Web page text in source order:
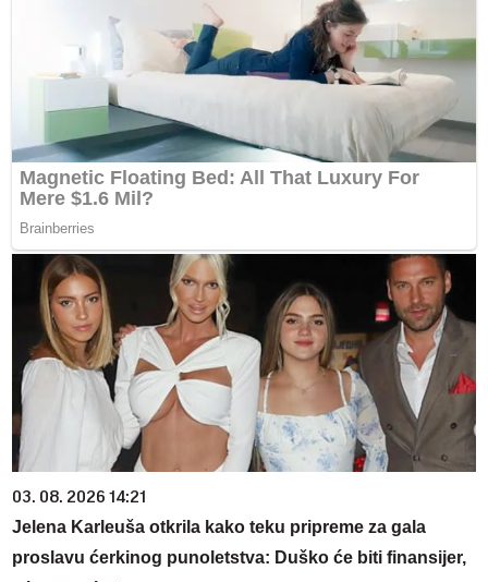
03. 08. 2026 14:21
Jelena Karleuša otkrila kako teku pripreme za gala
proslavu ćerkinog punoletstva: Duško će biti finansijer,